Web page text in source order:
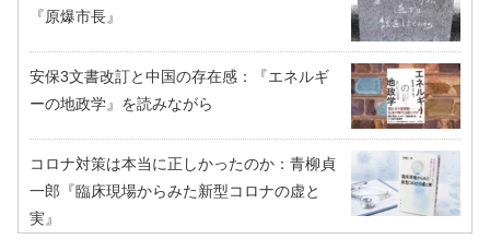
『原爆市長』
安保3文書改訂と中国の存在感：『エネルギ
ーの地政学』を読みながら
コロナ対策は本当に正しかったのか：青柳貞
一郎『臨床現場からみた新型コロナの虚と
実』